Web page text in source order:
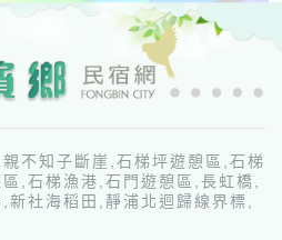
不知子斷崖,石梯坪遊憩區,石梯
,石梯漁港,石門遊憩區,長虹橋,
社海稻田,靜浦北迴歸線界標,